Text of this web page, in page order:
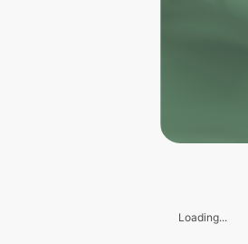
Loading...